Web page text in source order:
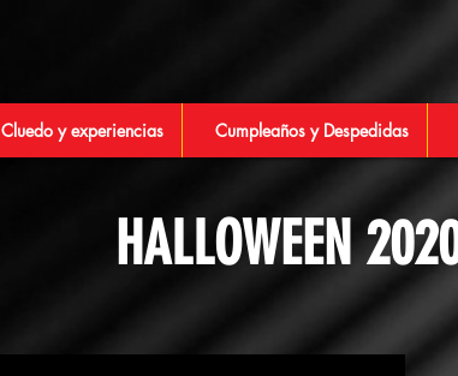
Cluedo y experiencias Cumpleaños y Despedidas
HALLOWEEN